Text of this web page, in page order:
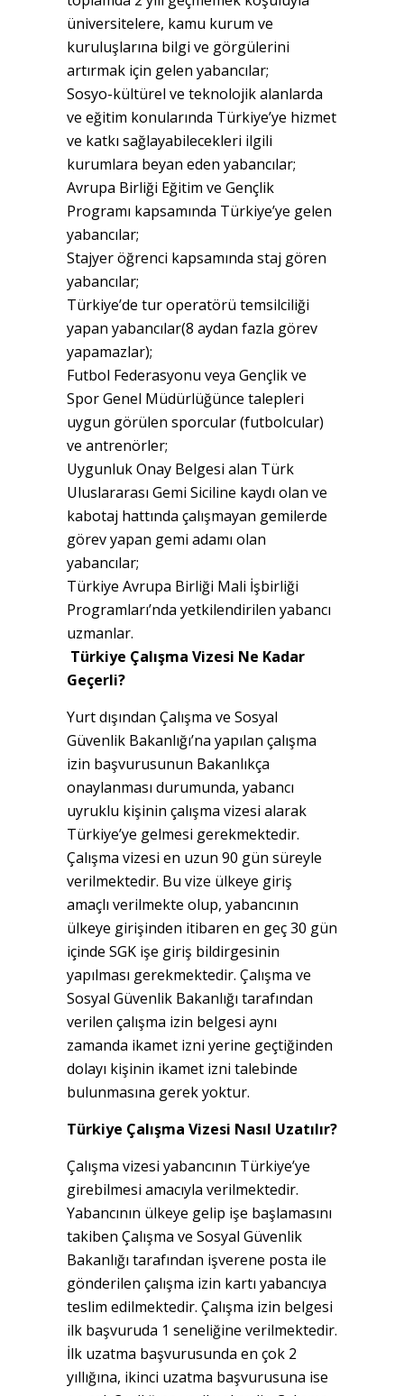
üniversitelere, kamu kurum ve
kuruluşlarına bilgi ve görgülerini
artırmak için gelen yabancılar;
Sosyo-kültürel ve teknolojik alanlarda
ve eğitim konularında Türkiye’ye hizmet
ve katkı sağlayabilecekleri ilgili
kurumlara beyan eden yabancılar;
Avrupa Birliği Eğitim ve Gençlik
Programı kapsamında Türkiye’ye gelen
yabancılar;
Stajyer öğrenci kapsamında staj gören
yabancılar;
Türkiye’de tur operatörü temsilciliği
yapan yabancılar(8 aydan fazla görev
yapamazlar);
Futbol Federasyonu veya Gençlik ve
Spor Genel Müdürlüğünce talepleri
uygun görülen sporcular (futbolcular)
ve antrenörler;
Uygunluk Onay Belgesi alan Türk
Uluslararası Gemi Siciline kaydı olan ve
kabotaj hattında çalışmayan gemilerde
görev yapan gemi adamı olan
yabancılar;
Türkiye Avrupa Birliği Mali İşbirliği
Programları’nda yetkilendirilen yabancı
uzmanlar.
Türkiye Çalışma Vizesi Ne Kadar
Geçerli?
Yurt dışından Çalışma ve Sosyal
Güvenlik Bakanlığı’na yapılan çalışma
izin başvurusunun Bakanlıkça
onaylanması durumunda, yabancı
uyruklu kişinin çalışma vizesi alarak
Türkiye’ye gelmesi gerekmektedir.
Çalışma vizesi en uzun 90 gün süreyle
verilmektedir. Bu vize ülkeye giriş
amaçlı verilmekte olup, yabancının
ülkeye girişinden itibaren en geç 30 gün
içinde SGK işe giriş bildirgesinin
yapılması gerekmektedir. Çalışma ve
Sosyal Güvenlik Bakanlığı tarafından
verilen çalışma izin belgesi aynı
zamanda ikamet izni yerine geçtiğinden
dolayı kişinin ikamet izni talebinde
bulunmasına gerek yoktur.
Türkiye Çalışma Vizesi Nasıl Uzatılır?
Çalışma vizesi yabancının Türkiye’ye
girebilmesi amacıyla verilmektedir.
Yabancının ülkeye gelip işe başlamasını
takiben Çalışma ve Sosyal Güvenlik
Bakanlığı tarafından işverene posta ile
gönderilen çalışma izin kartı yabancıya
teslim edilmektedir. Çalışma izin belgesi
ilk başvuruda 1 seneliğine verilmektedir.
İlk uzatma başvurusunda en çok 2
yıllığına, ikinci uzatma başvurusuna ise